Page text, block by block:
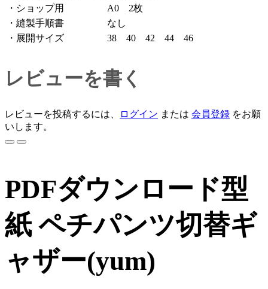
・ショップ用
A0 2枚
・縫製手順書
なし
・展開サイズ
38 40 42 44 46
レビューを書く
レビューを投稿するには、 ログイン または 会員登録 をお願
いします。
PDFダウンロード型
紙 ペチパンツ切替ギ
ャザー(yum)